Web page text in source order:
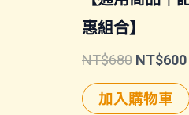
惠組合】
NT$680 原
價
NT$600
加入購物車